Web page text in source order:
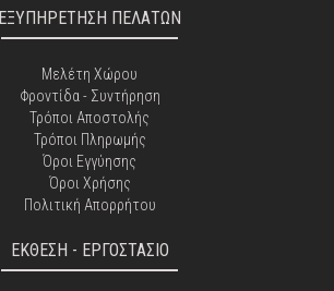
ΕΞΥΠΗΡΕΤΗΣΗ ΠΕΛΑΤΩΝ
Μελέτη Χώρου
Φροντίδα - Συντήρηση
Τρόποι Αποστολής
Τρόποι Πληρωμής
Όροι Εγγύησης
Όροι Χρήσης
Πολιτική Απορρήτου
ΕΚΘΕΣΗ - ΕΡΓΟΣΤΑΣΙΟ